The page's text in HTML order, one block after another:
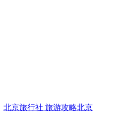
北京旅行社 旅游攻略北京